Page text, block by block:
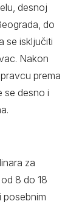
desnoj
do
se isključiti
Nakon
prema
se desno i
za
8 do 18
posebnim